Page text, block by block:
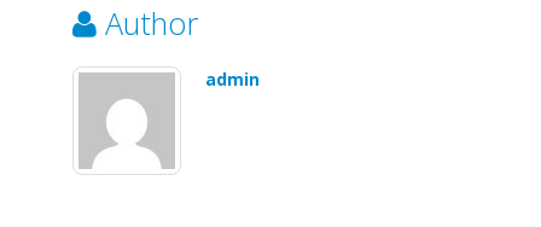
Author
admin